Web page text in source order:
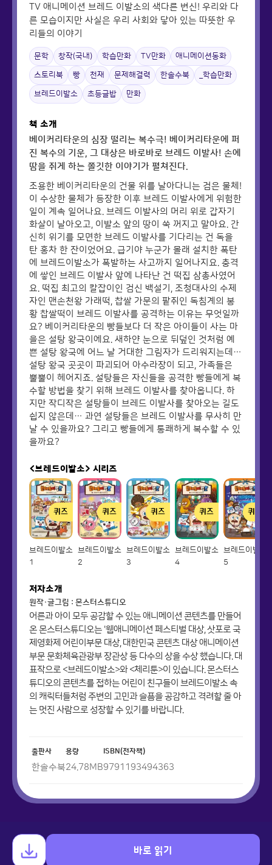
바로 읽기
TV 애니메이션 브레드 이발소의 색다른 변신! 우리와 다
른 모습이지만 사실은 우리 사회와 닿아 있는 따뜻한 우
리들의 이야기
문학 창작(국내) 학습만화 TV만화 애니메이션동화
스토리북 빵 천재 문제해결력 한솔수북 _학습만화
브레드이발소 초등글밥 만화
책 소개
베이커리타운의 심장 떨리는 복수극! 베이커리타운에 퍼
진 복수의 기운, 그 대상은 바로바로 브레드 이발사! 손에
땀을 쥐게 하는 쫄깃한 이야기가 펼쳐진다.
조용한 베이커리타운의 건물 위를 날아다니는 검은 물체!
이 수상한 물체가 등장한 이후 브레드 이발사에게 위험한
일이 계속 일어나요. 브레드 이발사의 머리 위로 갑자기
화살이 날아오고, 이발소 앞의 땅이 쑥 꺼지고 말아요. 간
신히 위기를 모면한 브레드 이발사를 기다리는 건 독을
탄 홍차 한 잔이었어요. 급기야 누군가 몰래 설치한 폭탄
에 브레드이발소가 폭발하는 사고까지 일어나지요. 충격
에 쌓인 브레드 이발사 앞에 나타난 건 떡집 삼총사였어
요. 떡집 최고의 칼잡이인 검신 백설기, 조청대사의 수제
자인 맨손천왕 가래떡, 찹쌀 가문의 팥쥐인 독침계의 봉
황 찹쌀떡이 브레드 이발사를 공격하는 이유는 무엇일까
요? 베이커리타운의 빵들보다 더 작은 아이들이 사는 마
을은 설탕 왕국이에요. 새하얀 눈으로 뒤덮인 것처럼 예
쁜 설탕 왕국에 어느 날 거대한 그림자가 드리워지는데…
설탕 왕국 곳곳이 파괴되어 아수라장이 되고, 가족들은
뿔뿔이 헤어지죠. 설탕들은 자신들을 공격한 빵들에게 복
수할 방법을 찾기 위해 브레드 이발사를 찾아옵니다. 하
지만 작디작은 설탕들이 브레드 이발사를 찾아오는 길도
쉽지 않은데… 과연 설탕들은 브레드 이발사를 무사히 만
날 수 있을까요? 그리고 빵들에게 통쾌하게 복수할 수 있
을까요?
<브레드이발소> 시리즈
퀴즈
브레드이발소
1
퀴즈
브레드이발소
2
퀴즈
브레드이발소
3
퀴즈
브레드이발소
4
퀴즈
브레드이발소
5
저자소개
원작·글그림 : 몬스터스튜디오
어른과 아이 모두 공감할 수 있는 애니메이션 콘텐츠를 만들어
온 몬스터스튜디오는 '웹애니메이션 페스티벌 대상, 삿포로 국
제영화제 어린이부문 대상, 대한민국 콘텐츠 대상 애니메이션
부문 문화체육관광부 장관상 등 다수의 상을 수상 했습니다. 대
표작으로 <브레드이발소>와 <체리툰>이 있습니다. 몬스터스
튜디오의 콘텐츠를 접하는 어린이 친구들이 브레드이발소 속
의 캐릭터들처럼 주변의 고민과 슬픔을 공감하고 격려할 줄 아
는 멋진 사람으로 성장할 수 있기를 바랍니다.
출판사
한솔수북
용량
24.78MB
ISBN(전자책)
9791193494363